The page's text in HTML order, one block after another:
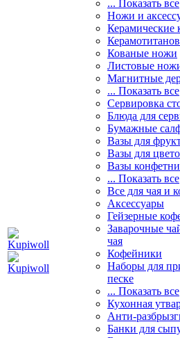
... Показать все
Ножи и
Керамические
Кованые ножи
Листовые
Магнитные
... Показать все
Сервировка
Блюда для
Бумажные
Вазы для
Вазы для
Вазы
... Показать все
Все для чая и
Аксессуары
Гейзерные
Заварочные
чая
Кофейники
Наборы для
песке
... Показать все
Кухонная
Анти-
Банки для